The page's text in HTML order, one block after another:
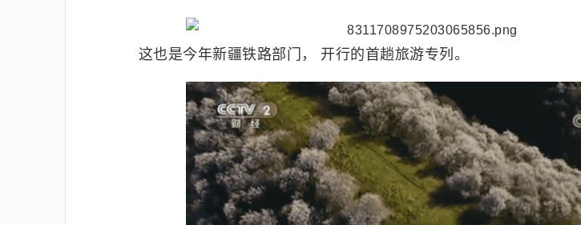
这也是今年新疆铁路部门， 开行的首趟旅游专列。